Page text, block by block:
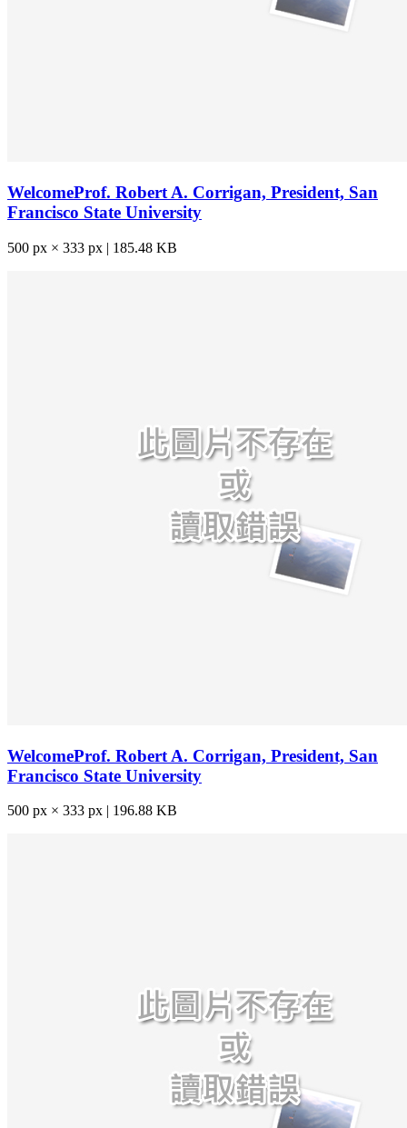
WelcomeProf. Robert A. Corrigan, President, San
Francisco State University
500 px × 333 px | 185.48 KB
WelcomeProf. Robert A. Corrigan, President, San
Francisco State University
500 px × 333 px | 196.88 KB